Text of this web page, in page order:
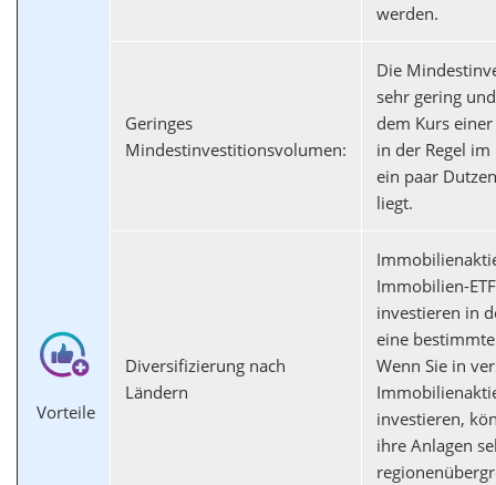
Vorteile
werden.
Geringes
Mindestinvestitionsvolumen:
Die
sehr gering
dem Kurs
in der Regel
ein paar
liegt.
Diversifizierung nach
Ländern
Immobilien-
investieren in
eine
Wenn Sie in
investieren,
ihre Anlagen